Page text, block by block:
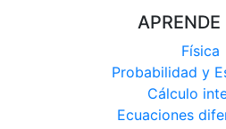
APRENDE
Física
Probabilidad y
Cálculo
Ecuaciones